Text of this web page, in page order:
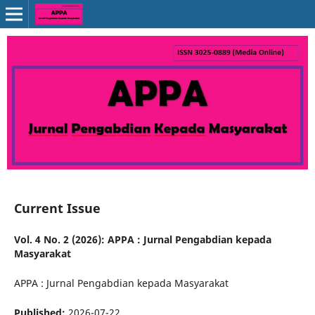
Current Issue
Vol. 4 No. 2 (2026): APPA : Jurnal Pengabdian kepada
Masyarakat
APPA : Jurnal Pengabdian kepada Masyarakat